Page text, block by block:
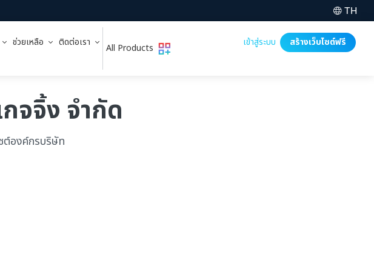
TH
ช่วยเหลือ ติดต่อเรา All Products เข้าสู่ระบบ สร้างเว็บไซต์ฟรี
จจิ้ง จำกัด
ต์องค์กรบริษัท